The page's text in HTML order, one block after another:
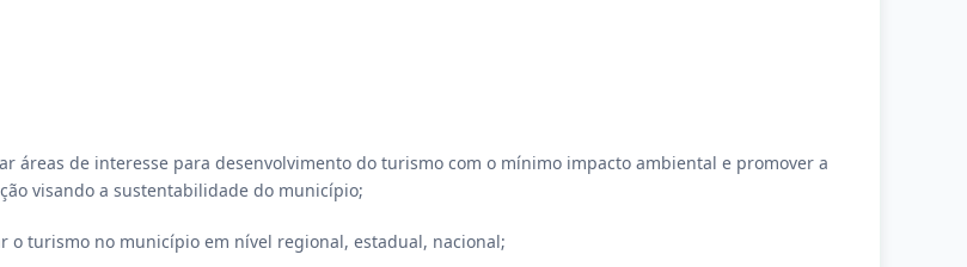
áreas de interesse para desenvolvimento do turismo com o mínimo impacto ambiental e promover a
visando a sustentabilidade do município;
o turismo no município em nível regional, estadual, nacional;